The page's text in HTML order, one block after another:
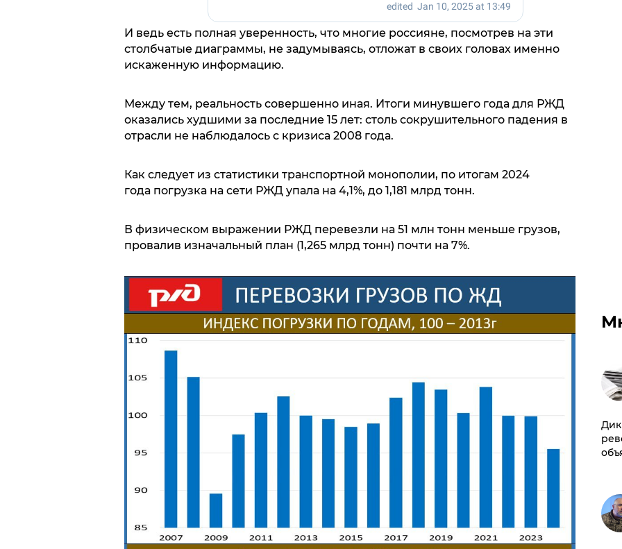
И ведь есть полная уверенность, что многие россияне, посмотрев на эти
столбчатые диаграммы, не задумываясь, отложат в своих головах именно
искаженную информацию.
Между тем, реальность совершенно иная. Итоги минувшего года для РЖД
оказались худшими за последние 15 лет: столь сокрушительного падения в
отрасли не наблюдалось с кризиса 2008 года.
Как следует из статистики транспортной монополии, по итогам 2024
года погрузка на сети РЖД упала на 4,1%, до 1,181 млрд тонн.
В физическом выражении РЖД перевезли на 51 млн тонн меньше грузов,
провалив изначальный план (1,265 млрд тонн) почти на 7%.